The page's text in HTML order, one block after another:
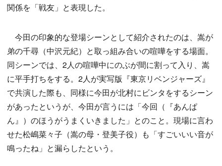
関係を「戦友」と表現した。
今田の印象的な登場シーンとして紹介されたのは、嵩が
弟の千尋（中沢元紀）と取っ組み合いの喧嘩をする場面。
同シーンでは、2人の喧嘩中にのぶが間に割って入り、嵩
に平手打ちをする。2人が実写版『東京リベンジャーズ』
で共演した際も、同様に今田が北村にビンタをするシーン
があったというが、今田が言うには「今回（『あんぱ
ん』）のほうがうまくいきました」とのこと。現場に言わ
せた松嶋菜々子（嵩の母・登美子役）も「すごいいい音が
鳴ったね」と漏らしたという。